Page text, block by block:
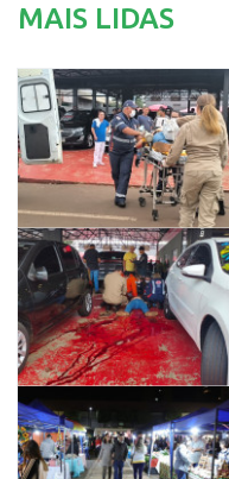
MAIS LIDAS